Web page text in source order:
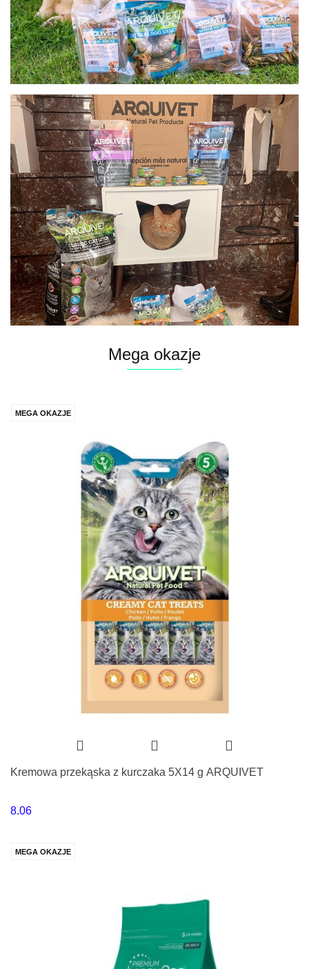
Mega okazje
MEGA OKAZJE
Kremowa przekąska z kurczaka 5X14 g ARQUIVET
8.06
MEGA OKAZJE